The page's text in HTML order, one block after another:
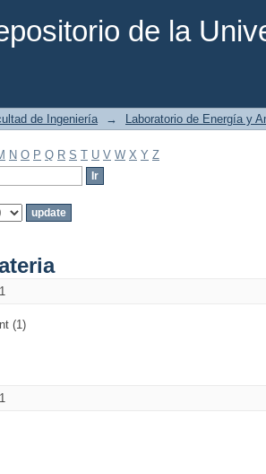
de la
de Ingeniería → Laboratorio de Energía y
N O P Q R S T U V W X Y Z
(1)